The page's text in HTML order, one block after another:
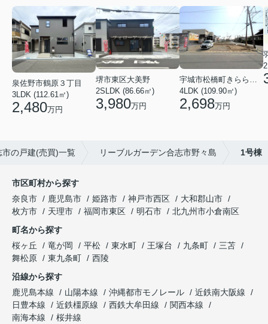
泉佐野市鶴原３丁目
3LDK (112.61㎡)
2,480万円
堺市東区大美野
2SLDK (86.66㎡)
3,980万円
宇城市松橋町きらら３丁目
4LDK (109.90㎡)
2,698万円
市の戸建(売買)一覧 リーブルガーデン合志市野々島 1号棟
市区町村から探す
奈良市
鹿児島市 姫路市 神戸市西区
大和郡山市
枚方市
天理市 福岡市東区 明石市
北九州市小倉南区
町名から探す
桜ヶ丘
竜が岡 平松 東水町 王塚台 九条町
三苫
舞松原
東九条町
西陵
沿線から探す
鹿児島本線
山陽本線 沖縄都市モノレール
近鉄南大阪線
日豊本線
近鉄橿原線 西鉄大牟田線
関西本線
南海本線
桜井線